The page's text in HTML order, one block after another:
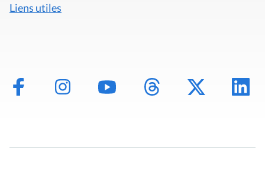
Liens utiles